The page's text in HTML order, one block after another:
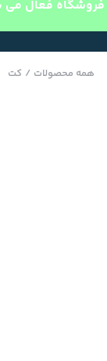
فروشگاه فعال می
همه محصولات / کت